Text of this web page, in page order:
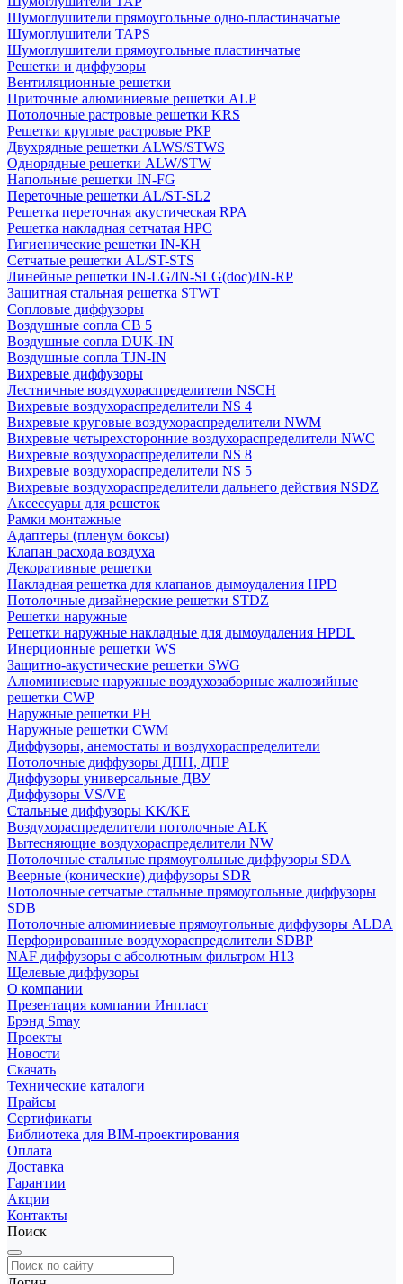
Шумоглушители прямоугольные одно-пластиначатые
Шумоглушители TAPS
Шумоглушители прямоугольные пластинчатые
Решетки и диффузоры
Вентиляционные решетки
Приточные алюминиевые решетки ALP
Потолочные растровые решетки KRS
Решетки круглые растровые РКР
Двухрядные решетки ALWS/STWS
Однорядные решетки ALW/STW
Напольные решетки IN-FG
Переточные решетки AL/ST-SL2
Решетка переточная акустическая RPA
Решетка накладная сетчатая НРС
Гигиенические решетки IN-КН
Сетчатые решетки AL/ST-STS
Линейные решетки IN-LG/IN-SLG(doc)/IN-RP
Защитная стальная решетка STWT
Сопловые диффузоры
Воздушные сопла СВ 5
Воздушные сопла DUK-IN
Воздушные сопла TJN-IN
Вихревые диффузоры
Лестничные воздухораспределители NSCH
Вихревые воздухораспределители NS 4
Вихревые круговые воздухораспределители NWM
Вихревые четырехсторонние воздухораспределители NWC
Вихревые воздухораспределители NS 8
Вихревые воздухораспределители NS 5
Вихревые воздухораспределители дальнего действия NSDZ
Аксессуары для решеток
Рамки монтажные
Адаптеры (пленум боксы)
Клапан расхода воздуха
Декоративные решетки
Накладная решетка для клапанов дымоудаления HPD
Потолочные дизайнерские решетки STDZ
Решетки наружные
Решетки наружные накладные для дымоудаления HPDL
Инерционные решетки WS
Защитно-акустические решетки SWG
Алюминиевые наружные воздухозаборные жалюзийные
решетки CWP
Наружные решетки РН
Наружные решетки CWM
Диффузоры, анемостаты и воздухораспределители
Потолочные диффузоры ДПН, ДПР
Диффузоры универсальные ДВУ
Диффузоры VS/VE
Стальные диффузоры KK/KE
Воздухораспределители потолочные ALK
Вытесняющие воздухораспределители NW
Потолочные стальные прямоугольные диффузоры SDA
Веерные (конические) диффузоры SDR
Потолочные сетчатые стальные прямоугольные диффузоры
SDB
Потолочные алюминиевые прямоугольные диффузоры ALDA
Перфорированные воздухораспределители SDBP
NAF диффузоры с абсолютным фильтром Н13
Щелевые диффузоры
О компании
Презентация компании Инпласт
Брэнд Smay
Проекты
Новости
Скачать
Технические каталоги
Прайсы
Сертификаты
Библиотека для BIM-проектирования
Оплата
Доставка
Гарантии
Акции
Контакты
Поиск